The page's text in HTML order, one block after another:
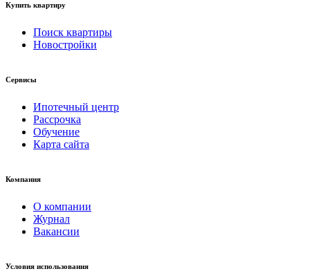
Купить квартиру
Поиск квартиры
Новостройки
Сервисы
Ипотечный центр
Рассрочка
Обучение
Карта сайта
Компания
О компании
Журнал
Вакансии
Условия использования